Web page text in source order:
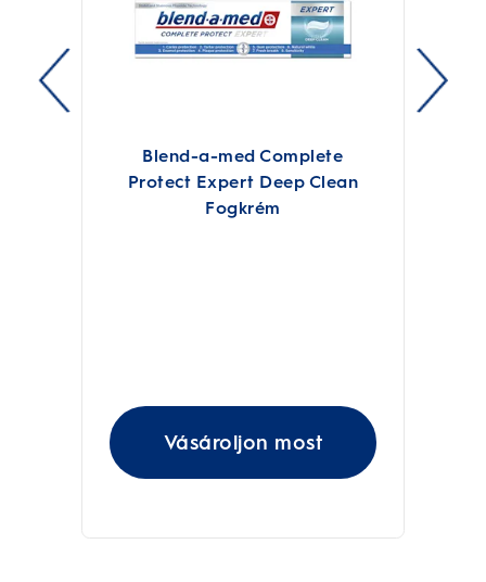
Blend-a-med Complete
Protect Expert Deep Clean
Fogkrém
Vásároljon most